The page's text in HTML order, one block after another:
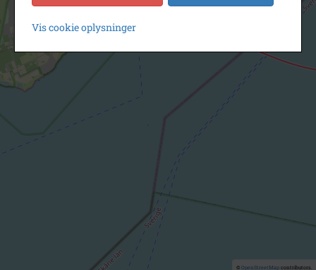
© OpenStreetMapcontributors.
Vis cookie oplysninger